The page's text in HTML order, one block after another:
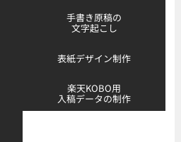
手書き原稿の
文字起こし
表紙デザイン制作
楽天KOBO用
入稿データの制作